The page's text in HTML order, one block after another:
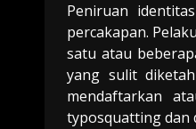
Peniruan
percakapan.
satu atau
yang sulit
mendaftarkan
typosquatting dan